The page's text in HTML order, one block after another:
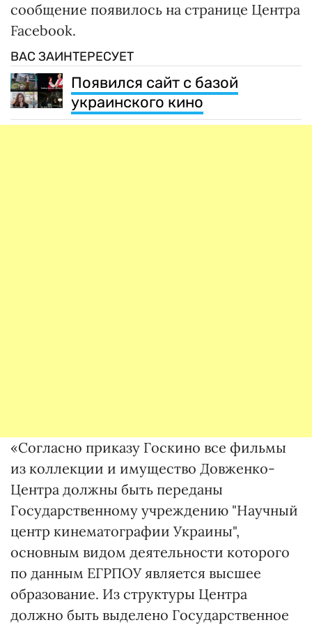
сообщение появилось на странице Центра
Facebook.
ВАС ЗАИНТЕРЕСУЕТ
Появился сайт с базой
украинского кино
«Согласно приказу Госкино все фильмы
из коллекции и имущество Довженко-
Центра должны быть переданы
Государственному учреждению "Научный
центр кинематографии Украины",
основным видом деятельности которого
по данным ЕГРПОУ является высшее
образование. Из структуры Центра
должно быть выделено Государственное